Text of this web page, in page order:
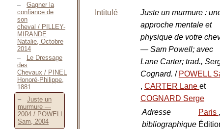
Gagner la
confiance de
son
cheval / PILLEY-
MIRANDE
Natalie, Octobre
2014
Le Dressage
des
Chevaux / PINEL
Honoré-Philippe,
1881
Juste un
murmure —
2004 / POWELL
Sam, 2004
Intitulé
Juste un murmure :
approche mentale et
physique de votre
— Sam Powell; avec
Lane Carter; trad.,
Cognard. / POWELL
, CARTER Lane et
COGNARD Serge
Adresse
bibliographique
Paris ,